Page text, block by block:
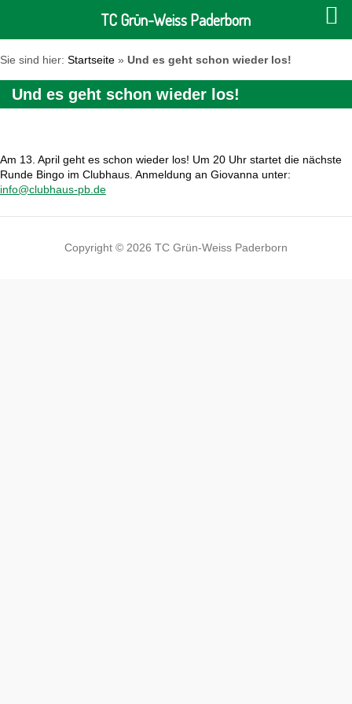
Sie sind hier: Startseite » Und es geht schon wieder los!
Und es geht schon wieder los!
Am 13. April geht es schon wieder los! Um 20 Uhr startet die nächste
Runde Bingo im Clubhaus. Anmeldung an Giovanna unter:
info@clubhaus-pb.de
Copyright © 2026 TC Grün-Weiss Paderborn
TC Grün-Weiss Paderborn